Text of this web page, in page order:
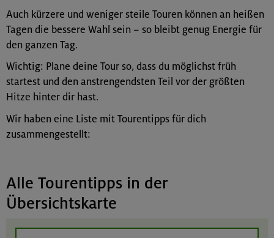
Auch kürzere und weniger steile Touren können an heißen
Tagen die bessere Wahl sein – so bleibt genug Energie für
den ganzen Tag.
Wichtig: Plane deine Tour so, dass du möglichst früh
startest und den anstrengendsten Teil vor der größten
Hitze hinter dir hast.
Wir haben eine Liste mit Tourentipps für dich
zusammengestellt:
Alle Tourentipps in der
Übersichtskarte